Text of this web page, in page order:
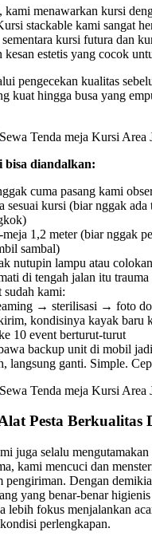
menawarkan kursi
stackable kami sangat
kursi futura dan
kesan estetis yang cocok
pengecekan kualitas
kuat hingga busa yang
bisa diandalkan:
cuma pasang kami
sesuai kursi (biar nggak
meja 1,2 meter (biar nggak
sambal)
nutupin lampu atau
di tengah jalan itu
sudah kami:
→ sterilisasi → foto
kondisinya kayak baru
10 event berturut-turut
backup unit di mobil
langsung ganti. Simple.
Pesta Berkualitas
juga selalu mengutamakan
kami mencuci dan
pengiriman. Dengan
yang benar-benar
lebih fokus menjalankan
perlengkapan.